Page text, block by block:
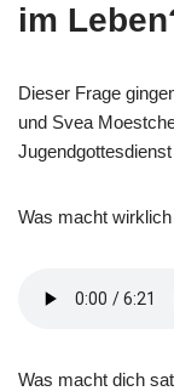
im
Dieser Frage
und Svea
Was macht
Was macht dich